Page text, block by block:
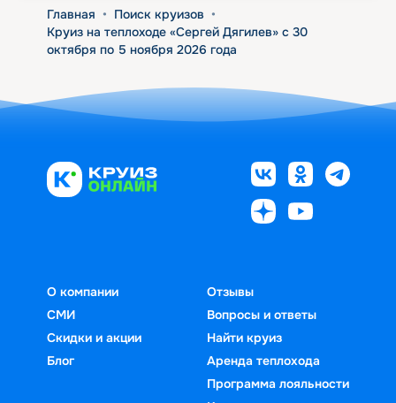
Главная • Поиск круизов •
Круиз на теплоходе «Сергей Дягилев» с 30
октября по 5 ноября 2026 года
О компании
СМИ
Скидки и акции
Блог
Отзывы
Вопросы и ответы
Найти круиз
Аренда теплохода
Программа лояльности